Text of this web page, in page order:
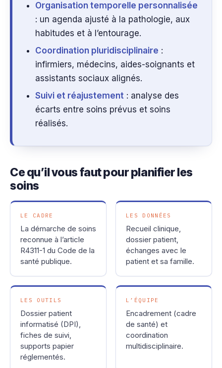
Organisation temporelle personnalisée
: un agenda ajusté à la pathologie, aux
habitudes et à l’entourage.
Coordination pluridisciplinaire :
infirmiers, médecins, aides-soignants et
assistants sociaux alignés.
Suivi et réajustement : analyse des
écarts entre soins prévus et soins
réalisés.
Ce qu’il vous faut pour planifier les
soins
LE CADRE
La démarche de soins
reconnue à l’article
R4311-1 du Code de la
santé publique.
LES DONNÉES
Recueil clinique,
dossier patient,
échanges avec le
patient et sa famille.
LES OUTILS
Dossier patient
informatisé (DPI),
fiches de suivi,
supports papier
réglementés.
L’ÉQUIPE
Encadrement (cadre
de santé) et
coordination
multidisciplinaire.